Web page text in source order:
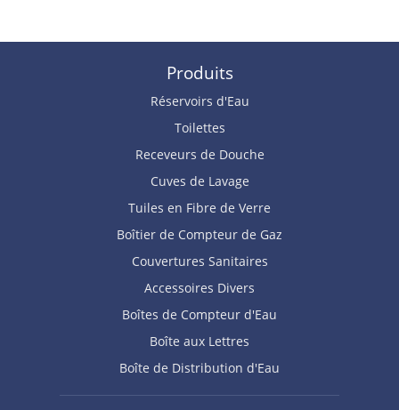
Produits
Réservoirs d'Eau
Toilettes
Receveurs de Douche
Cuves de Lavage
Tuiles en Fibre de Verre
Boîtier de Compteur de Gaz
Couvertures Sanitaires
Accessoires Divers
Boîtes de Compteur d'Eau
Boîte aux Lettres
Boîte de Distribution d'Eau